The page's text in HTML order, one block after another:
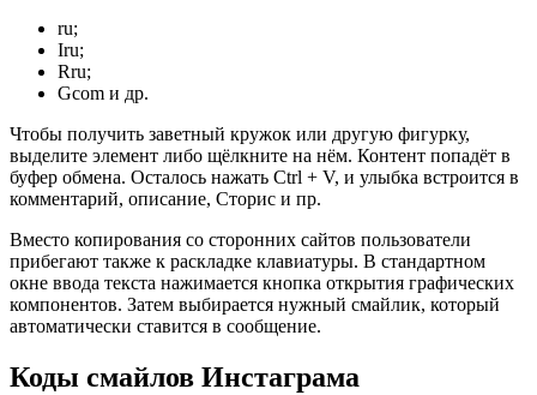
ru;
Iru;
Rru;
Gcom и др.
Чтобы получить заветный кружок или другую фигурку,
выделите элемент либо щёлкните на нём. Контент попадёт в
буфер обмена. Осталось нажать Ctrl + V, и улыбка встроится в
комментарий, описание, Сторис и пр.
Вместо копирования со сторонних сайтов пользователи
прибегают также к раскладке клавиатуры. В стандартном
окне ввода текста нажимается кнопка открытия графических
компонентов. Затем выбирается нужный смайлик, который
автоматически ставится в сообщение.
Коды смайлов Инстаграма